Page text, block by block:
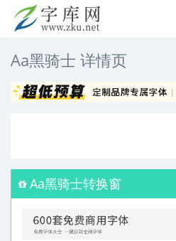
Aa黑骑士 详情页
Aa黑骑士转换窗